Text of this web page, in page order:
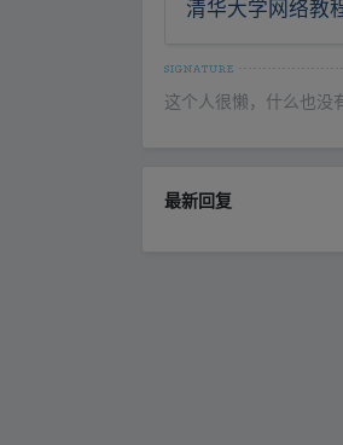
清华大学网络教
这个人很懒，什么也没
最新回复